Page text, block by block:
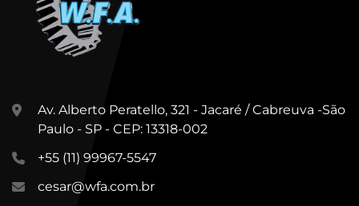
Av. Alberto Peratello, 321 - Jacaré / Cabreuva -São
Paulo - SP - CEP: 13318-002
+55 (11) 99967-5547
cesar@wfa.com.br